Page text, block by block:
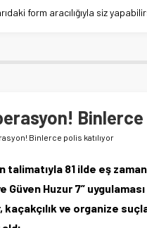
form aracılığıyla siz
Binlerce
Binlerce polis katılıyor
talimatıyla 81 ilde eş
Güven Huzur 7”
ve organize